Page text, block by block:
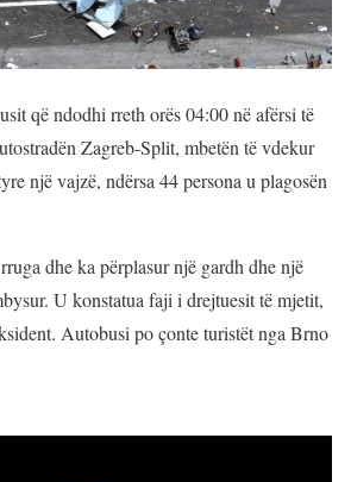
që ndodhi rreth orës 04:00 në afërsi të
Zagreb-Split, mbetën të vdekur
një vajzë, ndërsa 44 persona u plagosën
dhe ka përplasur një gardh dhe një
U konstatua faji i drejtuesit të mjetit,
Autobusi po çonte turistët nga Brno